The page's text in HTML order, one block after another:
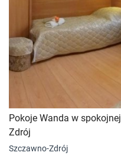
Pokoje Wanda w
Zdrój
Szczawno-Zdrój